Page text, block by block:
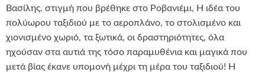
Βασίλης. στιγμή που βρέθηκε στο Ροβανιέμι, Η ιδέα του
πολύωρου ταξιδιού με το αεροπλάνο, το στολισμένο και
χιονισμένο χωριό, τα ξωτικά, οι δραστηριότητες, όλα
ηχούσαν στα αυτιά της τόσο παραμυθένια και μαγικά που
μετά βίας έκανε υπομονή μέχρι τη μέρα του ταξιδιού! Η